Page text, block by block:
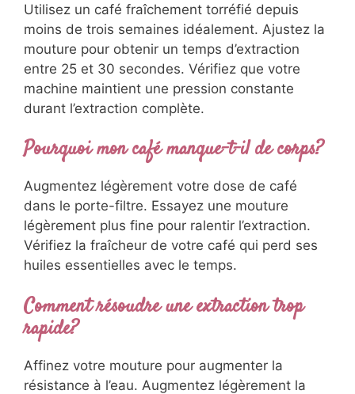
Utilisez un café fraîchement torréfié depuis
moins de trois semaines idéalement. Ajustez la
mouture pour obtenir un temps d’extraction
entre 25 et 30 secondes. Vérifiez que votre
machine maintient une pression constante
durant l’extraction complète.
Pourquoi mon café manque-t-il de corps?
Augmentez légèrement votre dose de café
dans le porte-filtre. Essayez une mouture
légèrement plus fine pour ralentir l’extraction.
Vérifiez la fraîcheur de votre café qui perd ses
huiles essentielles avec le temps.
Comment résoudre une extraction trop
rapide?
Affinez votre mouture pour augmenter la
résistance à l’eau. Augmentez légèrement la